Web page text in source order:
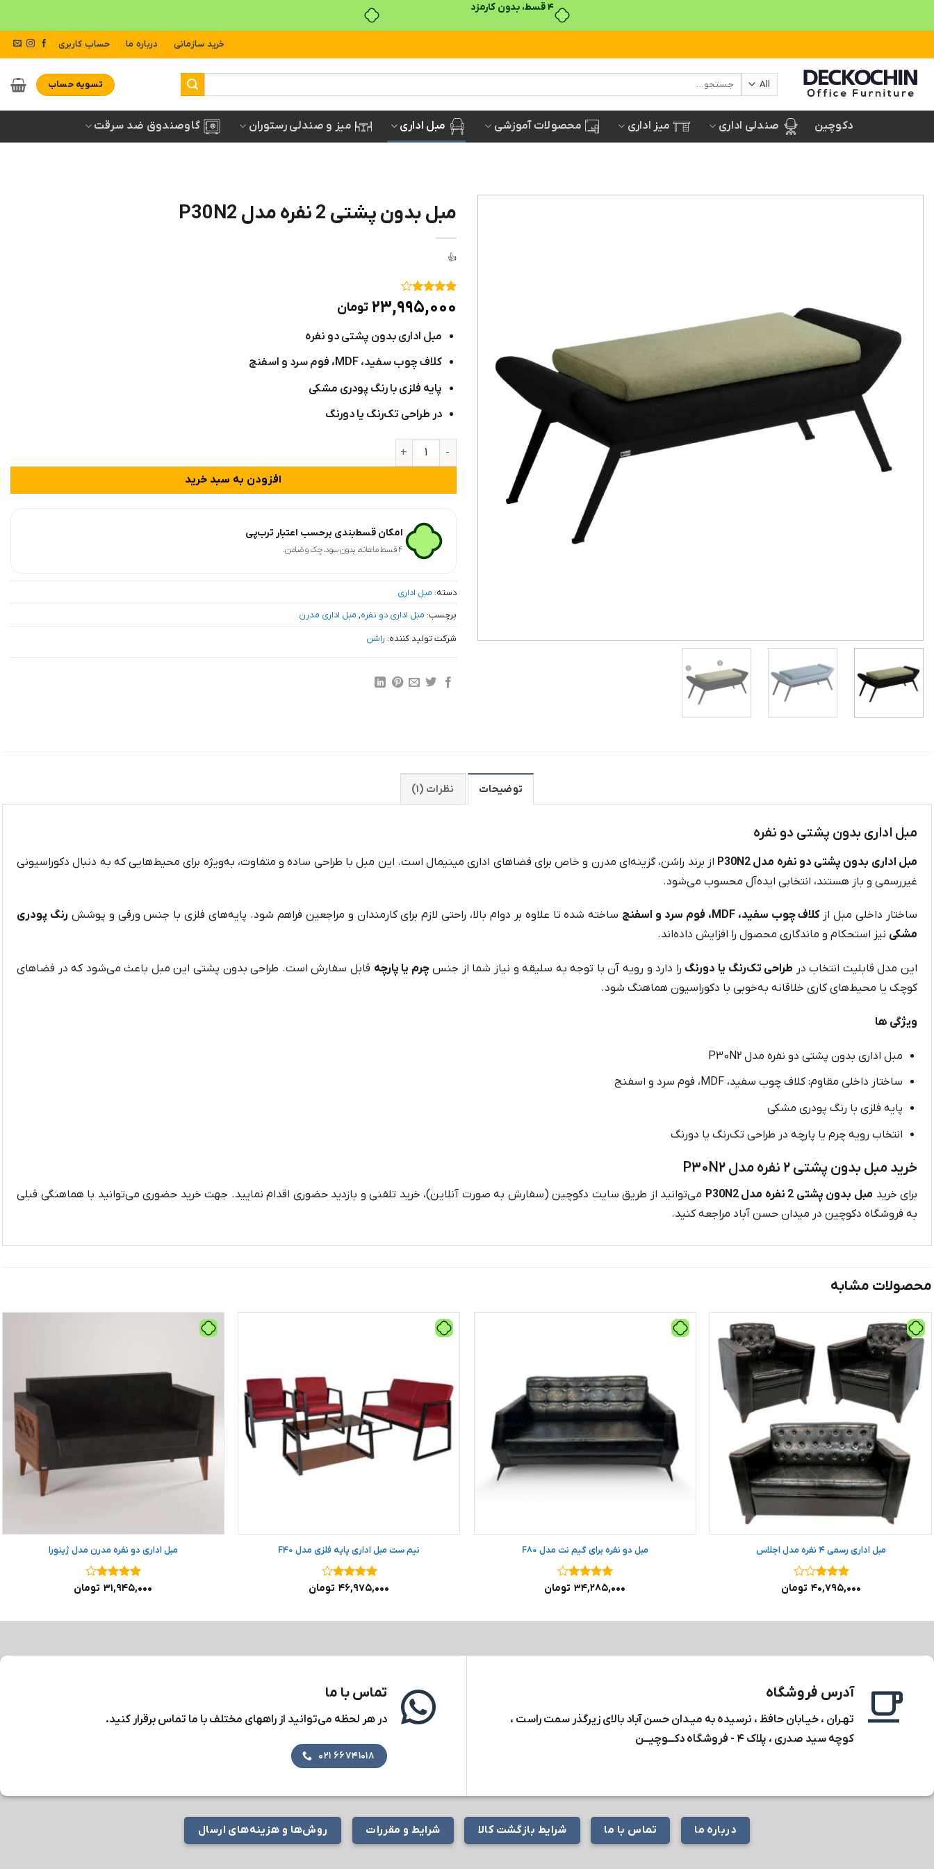
بدون ضامن، بدون سود
to
content
خرید سازمانی درباره ما حساب کاربری
برای:
تسویه حساب
دکوچین صندلی اداری میز اداری محصولات آموزشی مبل اداری میز و صندلی رستوران گاوصندوق ضد سرقت
مبل بدون پشتی 2 نفره مدل P30N2
۴
از ۵
مشتری
۲۳,۹۹۵,۰۰۰ تومان
مبل اداری بدون پشتی دو نفره
کلاف چوب سفید، MDF، فوم سرد و اسفنج
پایه فلزی با رنگ پودری مشکی
در طراحی تک‌رنگ یا دو‌رنگ
مبل بدون پشتی 2 نفره مدل P30N2 عدد
افزودن به سبد خرید
امکان قسط‌بندی برحسب اعتبار ترب‌پی
۴ قسط ماهانه. بدون سود، چک و ضامن.
دسته: مبل اداری
برچسب: مبل اداری دو نفره, مبل اداری مدرن
شرکت تولید کننده: راشن
توضیحات نظرات (۱)
مبل اداری بدون پشتی دو نفره
مبل اداری بدون پشتی دو نفره مدل P30N2
از برند راشن، گزینه‌ای مدرن و خاص برای فضاهای اداری مینیمال است. این مبل با طراحی ساده و متفاوت، به‌ویژه برای محیط‌هایی که به دنبال دکوراسیونی
غیررسمی و باز هستند، انتخابی ایده‌آل محسوب می‌شود.
ساختار داخلی مبل ازکلاف چوب سفید، MDF، فوم سرد و اسفنج ساخته شده تا علاوه بر دوام بالا، راحتی لازم برای کارمندان و مراجعین فراهم شود. پایه‌های فلزی با جنس ورقی و پوشش رنگ پودری
مشکی نیز استحکام و ماندگاری محصول را افزایش داده‌اند.
این مدل قابلیت انتخاب در طراحی تک‌رنگ یا دو‌رنگ را دارد و رویه آن با توجه به سلیقه و نیاز شما از جنسچرم یا پارچه قابل سفارش است. طراحی بدون پشتی این مبل باعث می‌شود که در فضاهای
کوچک یا محیط‌های کاری خلاقانه به‌خوبی با دکوراسیون هماهنگ شود.
ویژگی ها
مبل اداری بدون پشتی دو نفره مدل P30N2
ساختار داخلی مقاوم: کلاف چوب سفید، MDF، فوم سرد و اسفنج
پایه فلزی با رنگ پودری مشکی
انتخاب رویه چرم یا پارچه در طراحی تک‌رنگ یا دو‌رنگ
خرید مبل بدون پشتی 2 نفره مدل P30N2
برای خرید مبل بدون پشتی 2 نفره مدل P30N2
می‌توانید از طریق سایت دکوچین (سفارش به صورت آنلاین)، خرید تلفنی و بازدید حضوری اقدام نمایید. جهت خرید حضوری می‌توانید با هماهنگی قبلی
به فروشگاه دکوچین در میدان حسن آباد مراجعه کنید.
محصولات مشابه
مبل اداری رسمی ۴ نفره مدل اجلاس
نمره۳
۴۰,۷۹۵,۰۰۰ تومان
مبل دو نفره برای گیم نت مدل F80
نمره۴
۳۴,۲۸۵,۰۰۰ تومان
نیم ست مبل اداری پایه فلزی مدل F40
نمره۴
۴۶,۹۷۵,۰۰۰ تومان
مبل اداری دو نفره مدرن مدل ژینورا
نمره۴
۳۱,۹۴۵,۰۰۰ تومان
آدرس فروشگاه
تهـران ، خیـابان حافظ ، نرسیده به میـدان حسن آباد بالای زیرگذر سمت راست ،
کوچه سید صدری ، پلاک ۴ -
فروشگاه دکـــوچیـــن
تماس با ما
در هر لحظه می‌توانید از راههای مختلف با ما تماس برقرار کنید.
۶۶۷۴۱۰۱۸ ۰۲۱
درباره ما تماس با ما شرایط بازگشت کالا شرایط و مقررات روش‌ها و هزینه‌های ارسال